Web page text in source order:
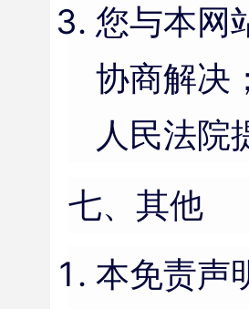
您与本网
协商解决
人民法院
七、其他
本免责声